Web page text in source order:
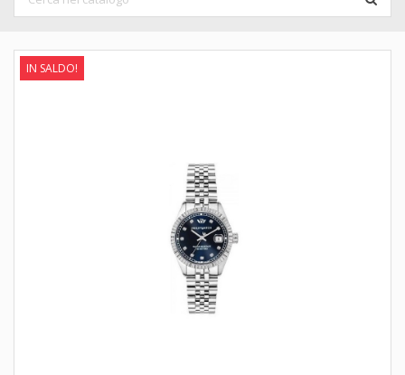
IN SALDO!